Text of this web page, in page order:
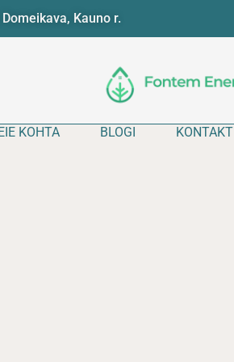
Kauno r.
KOHTA BLOGI KONTAKT